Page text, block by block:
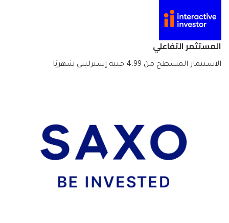
المستثمر التفاعلي
الاستثمار المسطح من 4.99 جنيه إسترليني شهريًا